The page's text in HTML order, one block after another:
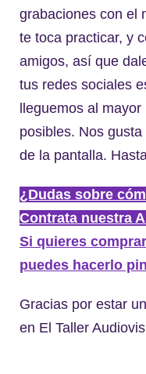
grabaciones con el
te toca practicar, y
amigos, así que
tus redes sociales
lleguemos al
posibles. Nos
de la pantalla.
¿Dudas sobre
Contrata nuestra
Si quieres
puedes hacerlo
Gracias por estar
en El Taller